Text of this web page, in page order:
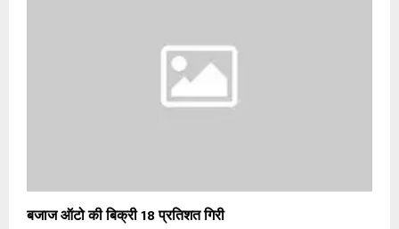
बजाज ऑटो की बिक्री 18 प्रतिशत गिरी